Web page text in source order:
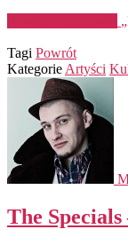
Tagi Powrót
Kategorie Artyści
The